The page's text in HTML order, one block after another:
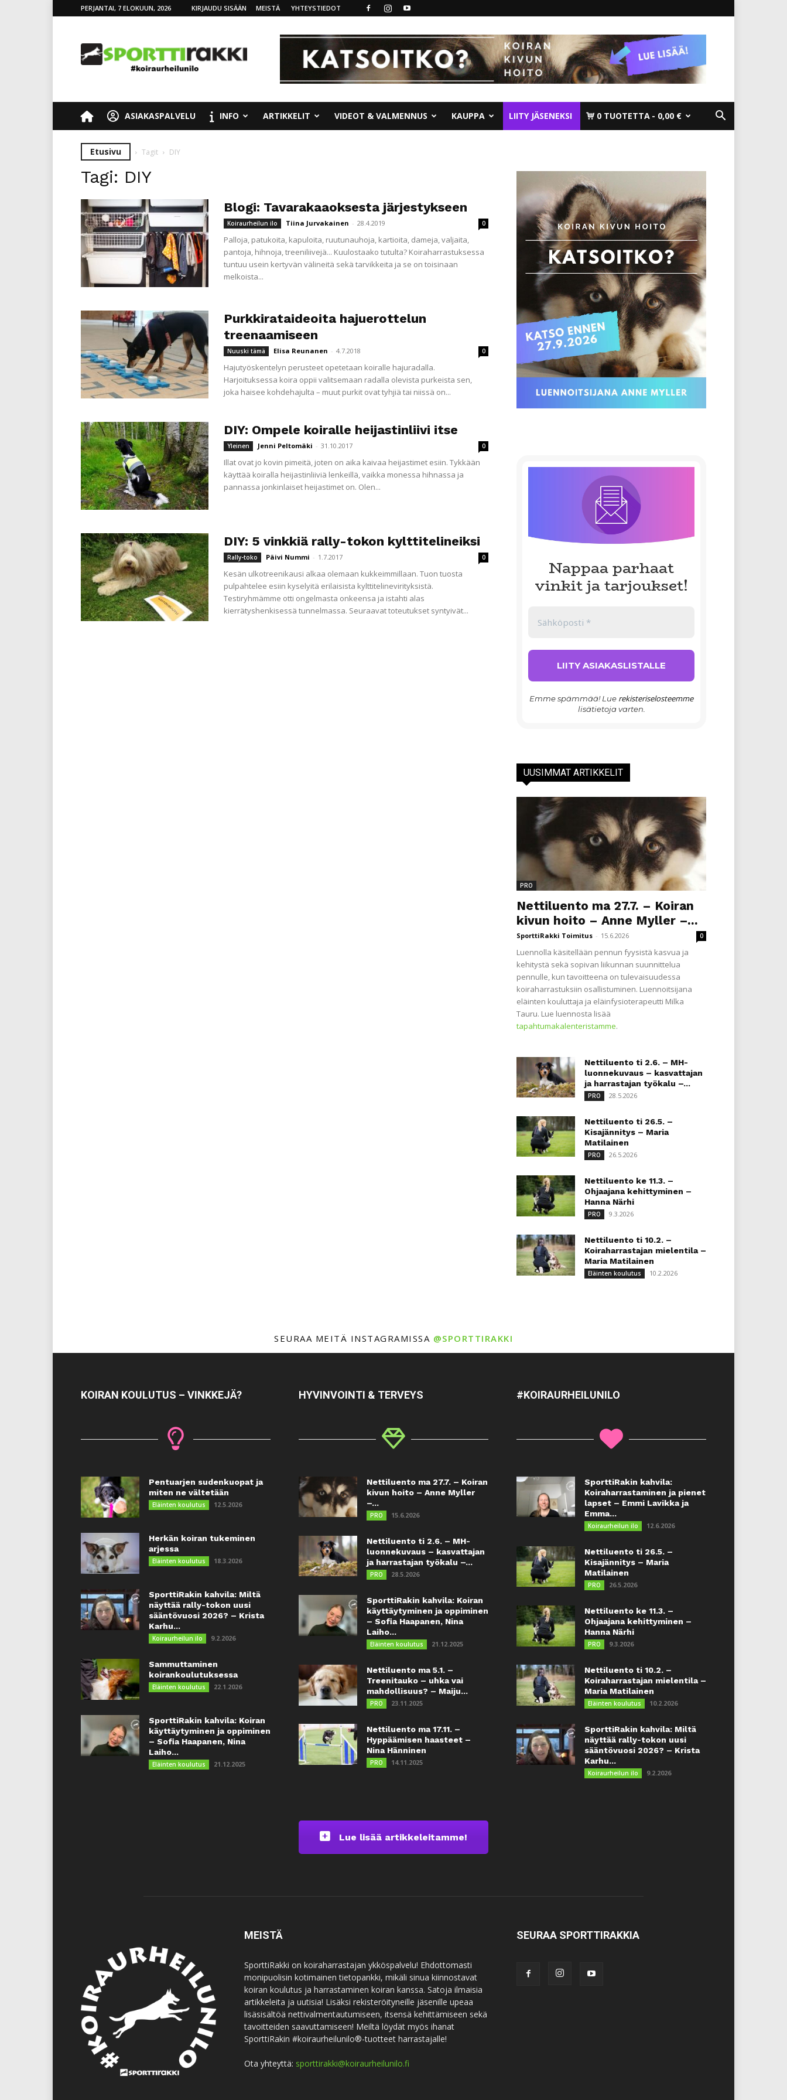
PERJANTAI, 7 ELOKUUN, 2026 KIRJAUDU SISÄÄN MEISTÄ YHTEYSTIEDOT
ASIAKASPALVELU INFO ARTIKKELIT VIDEOT & VALMENNUS KAUPPA LIITY JÄSENEKSI 0 TUOTETTA 0,00 €
Etusivu Tagit DIY
Tagi: DIY
Blogi: Tavarakaaoksesta järjestykseen
Koiraurheilun ilo Tiina Jurvakainen - 28.4.2019 0
Palloja, patukoita, kapuloita, ruutunauhoja, kartioita, dameja, valjaita,
pantoja, hihnoja, treeniliivejä... Kuulostaako tutulta? Koiraharrastuksessa
tuntuu usein kertyvän välineitä sekä tarvikkeita ja se on toisinaan
melkoista...
Purkkirataideoita hajuerottelun
treenaamiseen
Nuuski tämä Elisa Reunanen - 4.7.2018 0
Hajutyöskentelyn perusteet opetetaan koiralle hajuradalla.
Harjoituksessa koira oppii valitsemaan radalla olevista purkeista sen,
joka haisee kohdehajulta – muut purkit ovat tyhjiä tai niissä on...
DIY: Ompele koiralle heijastinliivi itse
Yleinen Jenni Peltomäki - 31.10.2017 0
Illat ovat jo kovin pimeitä, joten on aika kaivaa heijastimet esiin. Tykkään
käyttää koiralla heijastinliiviä lenkeillä, vaikka monessa hihnassa ja
pannassa jonkinlaiset heijastimet on. Olen...
DIY: 5 vinkkiä rally-tokon kylttitelineiksi
Rally-toko Päivi Nummi - 1.7.2017 0
Kesän ulkotreenikausi alkaa olemaan kukkeimmillaan. Tuon tuosta
pulpahtelee esiin kyselyitä erilaisista kylttitelinevirityksistä.
Testiryhmämme otti ongelmasta onkeensa ja istahti alas
kierrätyshenkisessä tunnelmassa. Seuraavat toteutukset syntyivät...
Nappaa parhaat
vinkit ja tarjoukset!
Emme spämmää! Lue rekisteriselosteemme
lisätietoja varten.
UUSIMMAT ARTIKKELIT
PRO
Nettiluento ma 27.7. – Koiran
kivun hoito – Anne Myller –...
SporttiRakki Toimitus - 15.6.2026 0
Luennolla käsitellään pennun fyysistä kasvua ja
kehitystä sekä sopivan liikunnan suunnittelua
pennulle, kun tavoitteena on tulevaisuudessa
koiraharrastuksiin osallistuminen. Luennoitsijana
eläinten kouluttaja ja eläinfysioterapeutti Milka
Tauru. Lue luennosta lisää
tapahtumakalenteristamme.
Nettiluento ti 2.6. – MH-
luonnekuvaus – kasvattajan
ja harrastajan työkalu –...
PRO 28.5.2026
Nettiluento ti 26.5. –
Kisajännitys – Maria
Matilainen
PRO 26.5.2026
Nettiluento ke 11.3. –
Ohjaajana kehittyminen –
Hanna Närhi
PRO 9.3.2026
Nettiluento ti 10.2. –
Koiraharrastajan mielentila –
Maria Matilainen
Eläinten koulutus 10.2.2026
SEURAA MEITÄ INSTAGRAMISSA @SPORTTIRAKKI
KOIRAN KOULUTUS – VINKKEJÄ?
Pentuarjen sudenkuopat ja
miten ne vältetään
Eläinten koulutus 12.5.2026
Herkän koiran tukeminen
arjessa
Eläinten koulutus 18.3.2026
SporttiRakin kahvila: Miltä
näyttää rally-tokon uusi
sääntövuosi 2026? – Krista
Karhu...
Koiraurheilun ilo 9.2.2026
Sammuttaminen
koirankoulutuksessa
Eläinten koulutus 22.1.2026
SporttiRakin kahvila: Koiran
käyttäytyminen ja oppiminen
– Sofia Haapanen, Nina
Laiho...
Eläinten koulutus 21.12.2025
HYVINVOINTI & TERVEYS
Nettiluento ma 27.7. – Koiran
kivun hoito – Anne Myller
–...
PRO 15.6.2026
Nettiluento ti 2.6. – MH-
luonnekuvaus – kasvattajan
ja harrastajan työkalu –...
PRO 28.5.2026
SporttiRakin kahvila: Koiran
käyttäytyminen ja oppiminen
– Sofia Haapanen, Nina
Laiho...
Eläinten koulutus 21.12.2025
Nettiluento ma 5.1. –
Treenitauko – uhka vai
mahdollisuus? – Maiju...
PRO 23.11.2025
Nettiluento ma 17.11. –
Hyppäämisen haasteet –
Nina Hänninen
PRO 14.11.2025
Lue lisää artikkeleitamme!
#KOIRAURHEILUNILO
SporttiRakin kahvila:
Koiraharrastaminen ja pienet
lapset – Emmi Lavikka ja
Emma...
Koiraurheilun ilo 12.6.2026
Nettiluento ti 26.5. –
Kisajännitys – Maria
Matilainen
PRO 26.5.2026
Nettiluento ke 11.3. –
Ohjaajana kehittyminen –
Hanna Närhi
PRO 9.3.2026
Nettiluento ti 10.2. –
Koiraharrastajan mielentila –
Maria Matilainen
Eläinten koulutus 10.2.2026
SporttiRakin kahvila: Miltä
näyttää rally-tokon uusi
sääntövuosi 2026? – Krista
Karhu...
Koiraurheilun ilo 9.2.2026
MEISTÄ
SporttiRakki on koiraharrastajan ykköspalvelu! Ehdottomasti
monipuolisin kotimainen tietopankki, mikäli sinua kiinnostavat
koiran koulutus ja harrastaminen koiran kanssa. Satoja ilmaisia
artikkeleita ja uutisia! Lisäksi rekisteröityneille jäsenille upeaa
lisäsisältöä nettivalmentautumiseen, itsensä kehittämiseen sekä
tavoitteiden saavuttamiseen! Meiltä löydät myös ihanat
SporttiRakin #koiraurheilunilo®-tuotteet harrastajalle!
Ota yhteyttä: sporttirakki@koiraurheilunilo.fi
SEURAA SPORTTIRAKKIA